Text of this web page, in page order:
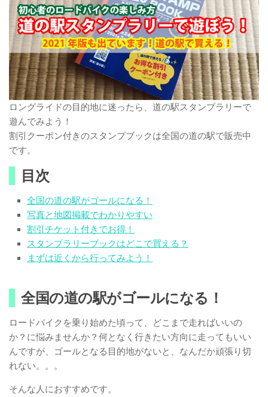
ロングライドの目的地に迷ったら、道の駅スタンプラリーで
遊んでみよう！
割引クーポン付きのスタンプブックは全国の道の駅で販売中
です。
目次
全国の道の駅がゴールになる！
写真と地図掲載でわかりやすい
割引チケット付きでお得！
スタンプラリーブックはどこで買える？
まずは近くから行ってみよう！
全国の道の駅がゴールになる！
ロードバイクを乗り始めた頃って、どこまで走ればいいの
か？に悩みませんか？何となく行きたい方向に走ってもいい
んですが、ゴールとなる目的地がないと、なんだか頑張り切
れない。。。
そんな人におすすめです。